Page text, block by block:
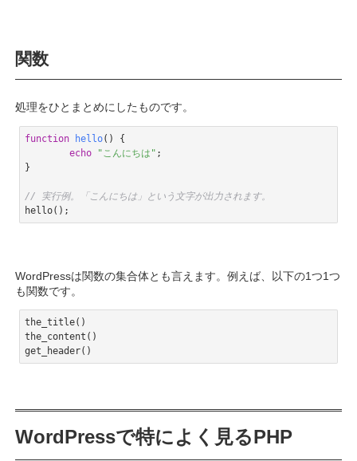
関数
処理をひとまとめにしたものです。
function hello()
{
echo
"こんにちは" ;
}
// 実行例。「こんにちは」という文字が出力されます。
hello();
WordPressは関数の集合体とも言えます。例えば、以下の1つ1つ
も関数です。
the_title()
the_content()
get_header()
WordPressで特によく見るPHP